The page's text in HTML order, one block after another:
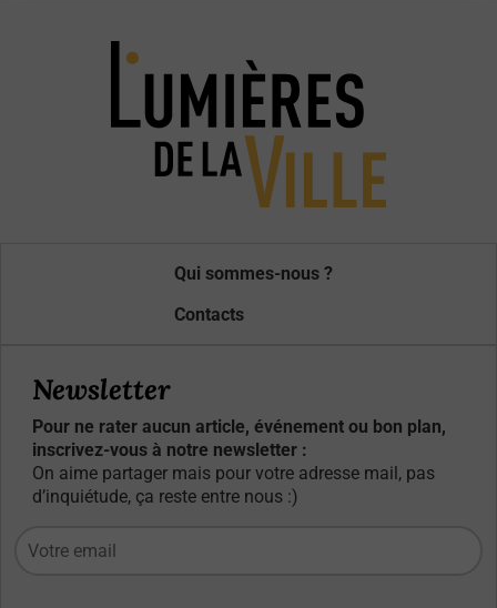
Qui sommes-nous ?
Contacts
Newsletter
Pour ne rater aucun article, événement ou bon plan,
inscrivez-vous à notre newsletter :
On aime partager mais pour votre adresse mail, pas
d’inquiétude, ça reste entre nous :)